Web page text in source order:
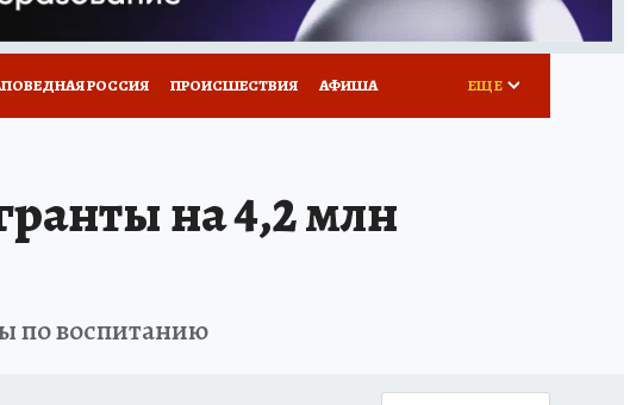
РОССИЯ ПРОИСШЕСТВИЯ АФИША ЕЩЕ
на 4,2 млн
по воспитанию